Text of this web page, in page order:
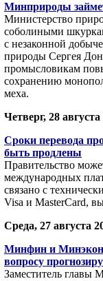
Минприроды
Министерство
соболиными
с незаконной
природы Сергея
промысловикам
сохранению
меха.
Четверг, 28 августа
Сроки перевода
быть продлены
Правительство
международных
связано с
Visa и MasterCard,
Среда, 27 августа
Минфин и
вопросу
Заместитель главы